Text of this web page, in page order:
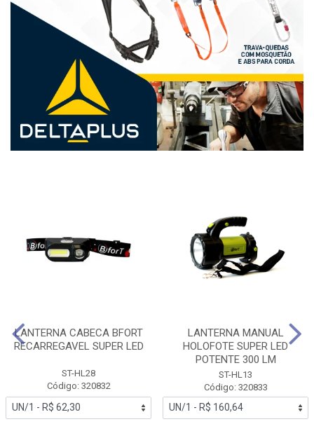
LANTERNA CABECA BFORT
RECARREGAVEL SUPER LED
ST-HL28
Código: 320832
LANTERNA MANUAL
HOLOFOTE SUPER LED
POTENTE 300 LM
ST-HL13
Código: 320833